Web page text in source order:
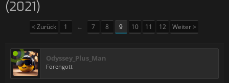
(2021)
< Zurück 1 ← 7 8 9 10 11 12 Weiter >
Odyssey_Plus_Man
Forengott